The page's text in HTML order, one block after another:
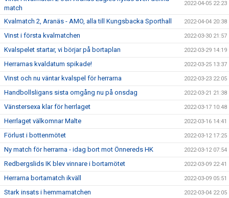
match
2022-04-05 22:23
Kvalmatch 2, Aranäs - AMO, alla till Kungsbacka Sporthall 2022-04-04 20:38
Vinst i första kvalmatchen 2022-03-30 21:57
Kvalspelet startar, vi börjar på bortaplan 2022-03-29 14:19
Herrarnas kvaldatum spikade! 2022-03-25 13:37
Vinst och nu väntar kvalspel för herrarna 2022-03-23 22:05
Handbollsligans sista omgång nu på onsdag 2022-03-21 21:38
Vänstersexa klar för herrlaget 2022-03-17 10:48
Herrlaget välkomnar Malte 2022-03-16 14:41
Förlust i bottenmötet 2022-03-12 17:25
Ny match för herrarna - idag bort mot Önnereds HK 2022-03-12 07:54
Redbergslids IK blev vinnare i bortamötet 2022-03-09 22:41
Herrarna bortamatch ikväll 2022-03-09 05:51
Stark insats i hemmamatchen 2022-03-04 22:05